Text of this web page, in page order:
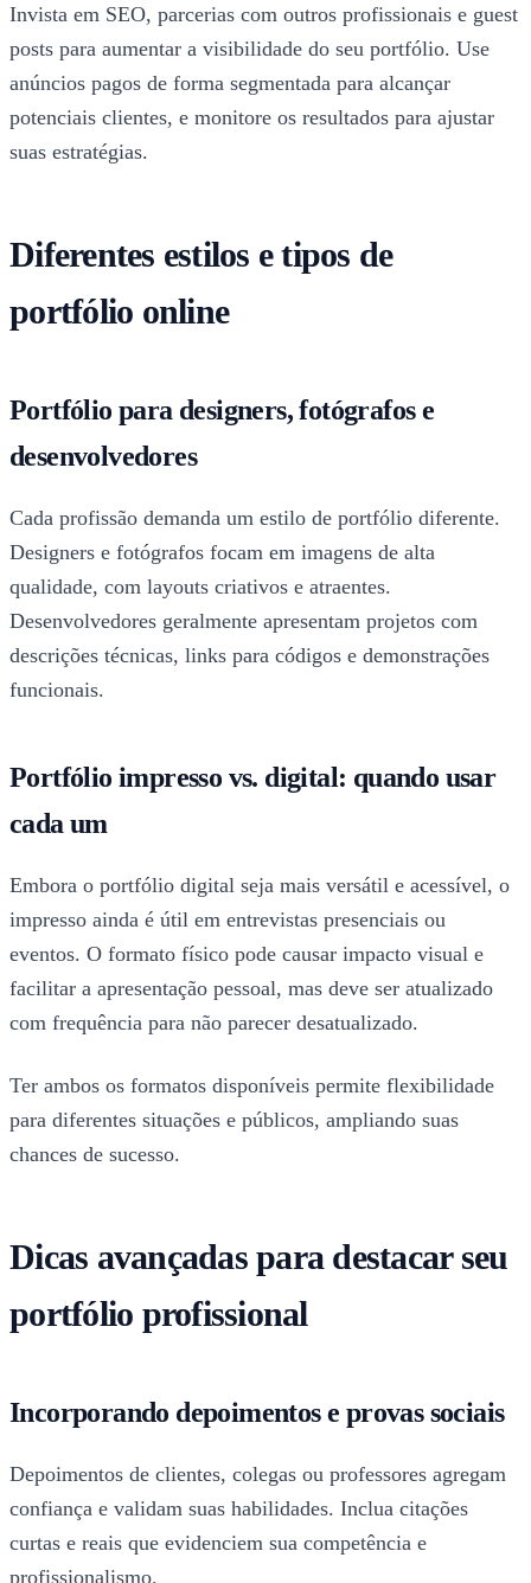
Invista em SEO, parcerias com outros profissionais e guest
posts para aumentar a visibilidade do seu portfólio. Use
anúncios pagos de forma segmentada para alcançar
potenciais clientes, e monitore os resultados para ajustar
suas estratégias.
Diferentes estilos e tipos de
portfólio online
Portfólio para designers, fotógrafos e
desenvolvedores
Cada profissão demanda um estilo de portfólio diferente.
Designers e fotógrafos focam em imagens de alta
qualidade, com layouts criativos e atraentes.
Desenvolvedores geralmente apresentam projetos com
descrições técnicas, links para códigos e demonstrações
funcionais.
Portfólio impresso vs. digital: quando usar
cada um
Embora o portfólio digital seja mais versátil e acessível, o
impresso ainda é útil em entrevistas presenciais ou
eventos. O formato físico pode causar impacto visual e
facilitar a apresentação pessoal, mas deve ser atualizado
com frequência para não parecer desatualizado.
Ter ambos os formatos disponíveis permite flexibilidade
para diferentes situações e públicos, ampliando suas
chances de sucesso.
Dicas avançadas para destacar seu
portfólio profissional
Incorporando depoimentos e provas sociais
Depoimentos de clientes, colegas ou professores agregam
confiança e validam suas habilidades. Inclua citações
curtas e reais que evidenciem sua competência e
profissionalismo.